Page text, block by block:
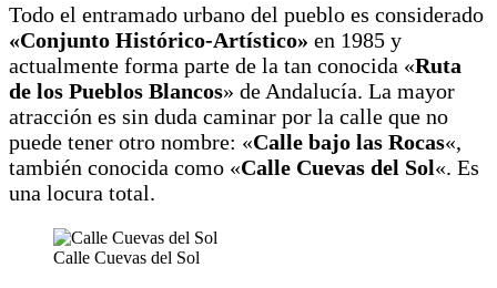
Todo el entramado urbano del pueblo es considerado
«Conjunto Histórico-Artístico» en 1985 y
actualmente forma parte de la tan conocida «Ruta
de los Pueblos Blancos» de Andalucía. La mayor
atracción es sin duda caminar por la calle que no
puede tener otro nombre: «Calle bajo las Rocas«,
también conocida como «Calle Cuevas del Sol«. Es
una locura total.
Calle Cuevas del Sol